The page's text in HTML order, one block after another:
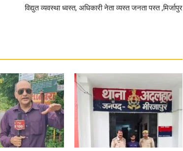
विद्युत व्यवस्था ध्वस्त, अधिकारी नेता व्यस्त जनता पस्त ,मिर्जापुर